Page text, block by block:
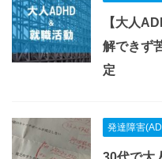
【大人
解できず
定
発達障害